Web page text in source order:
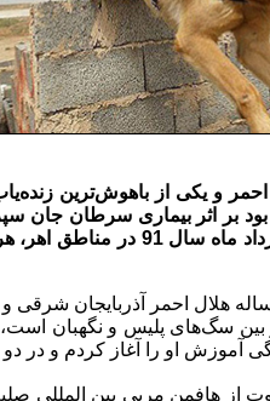
بود بر اثر بیماری سرطان
نیز بود! ... «دومان» 11 ساله
این رابطه «یاشار شادپور» امدادگر 38 ساله